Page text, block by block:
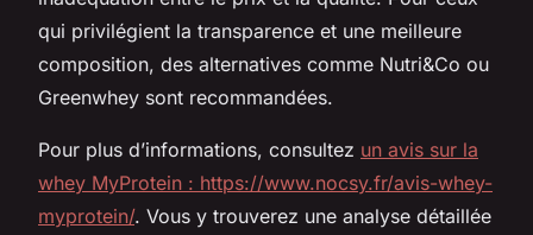
qui privilégient la transparence et une meilleure
composition, des alternatives comme Nutri&Co ou
Greenwhey sont recommandées.
Pour plus d’informations, consultez un avis sur la
whey MyProtein : https://www.nocsy.fr/avis-whey-
myprotein/. Vous y trouverez une analyse détaillée